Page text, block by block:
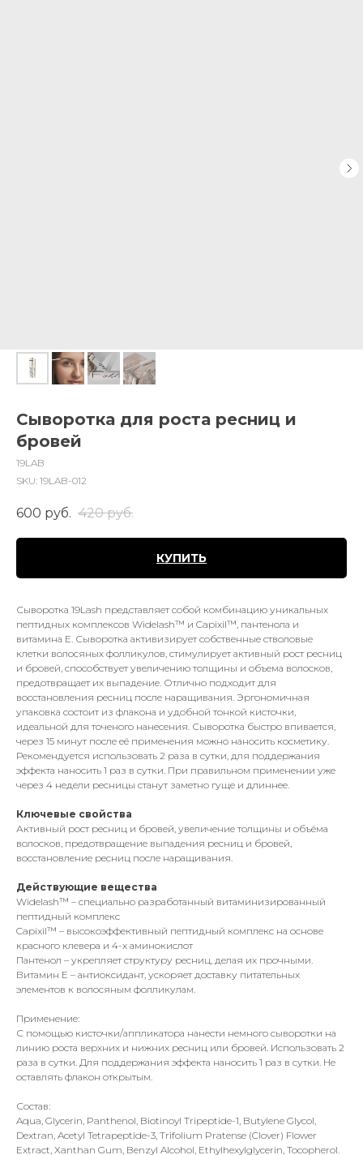
Сыворотка для роста ресниц и
бровей
19LAB
SKU: 19LAB-012
600 руб. 420 руб.
КУПИТЬ
Сыворотка 19Lash представляет собой комбинацию уникальных
пептидных комплексов Widelash™ и Capixil™, пантенола и
витамина Е. Сыворотка активизирует собственные стволовые
клетки волосяных фолликулов, стимулирует активный рост ресниц
и бровей, способствует увеличению толщины и объема волосков,
предотвращает их выпадение. Отлично подходит для
восстановления ресниц после наращивания. Эргономичная
упаковка состоит из флакона и удобной тонкой кисточки,
идеальной для точеного нанесения. Сыворотка быстро впивается,
через 15 минут после её применения можно наносить косметику.
Рекомендуется использовать 2 раза в сутки, для поддержания
эффекта наносить 1 раз в сутки. При правильном применении уже
через 4 недели ресницы станут заметно гуще и длиннее.
Ключевые свойства
Активный рост ресниц и бровей, увеличение толщины и объёма
волосков, предотвращение выпадения ресниц и бровей,
восстановление ресниц после наращивания.
Действующие вещества
Widelash™ – специально разработанный витаминизированный
пептидный комплекс
Capixil™ – высокоэффективный пептидный комплекс на основе
красного клевера и 4-х аминокислот
Пантенол – укрепляет структуру ресниц, делая их прочными.
Витамин Е – антиоксидант, ускоряет доставку питательных
элементов к волосяным фолликулам.
Применение:
С помощью кисточки/аппликатора нанести немного сыворотки на
линию роста верхних и нижних ресниц или бровей. Использовать 2
раза в сутки. Для поддержания эффекта наносить 1 раз в сутки. Не
оставлять флакон открытым.
Состав:
Aqua, Glycerin, Panthenol, Biotinoyl Tripeptide-1, Butylene Glycol,
Dextran, Acetyl Tetrapeptide-3, Trifolium Pratense (Clover) Flower
Extract, Xanthan Gum, Benzyl Alcohol, Ethylhexylglycerin, Tocopherol.